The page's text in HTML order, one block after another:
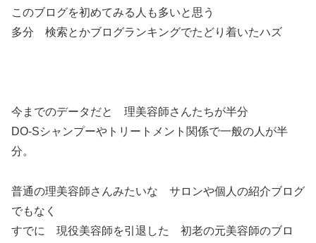
このブログを初めてみる人も多いと思う
多分 検索とかブログランキングでたどり着いたハズ
今までのデータだと 理美容師さんたちが半分
DO-Sシャンプーやトリートメント関係で一般の人が半
分。
普通の理美容師さんみたいな サロンや個人の紹介ブログ
でもなく
すでに 現役美容師を引退した 初老の元美容師のブロ